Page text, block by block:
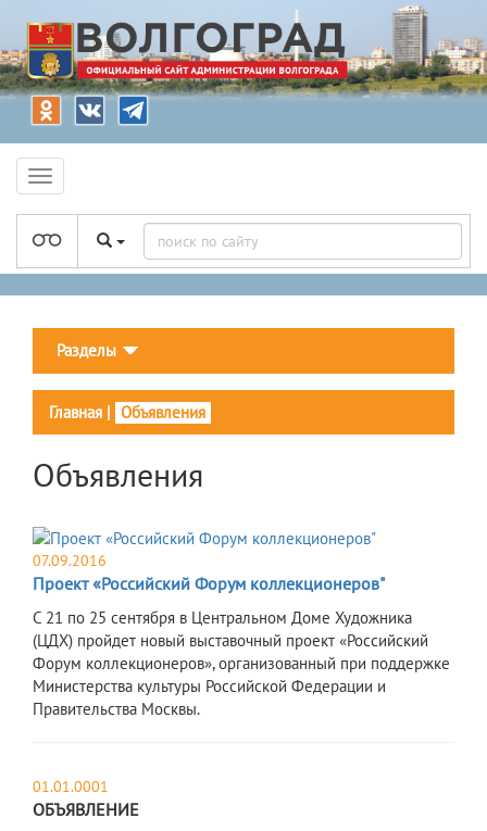
Разделы
Главная | Объявления
Объявления
07.09.2016
Проект «Российский Форум коллекционеров"
C 21 по 25 сентября в Центральном Доме Художника
(ЦДХ) пройдет новый выставочный проект «Российский
Форум коллекционеров», организованный при поддержке
Министерства культуры Российской Федерации и
Правительства Москвы.
01.01.0001
ОБЪЯВЛЕНИЕ